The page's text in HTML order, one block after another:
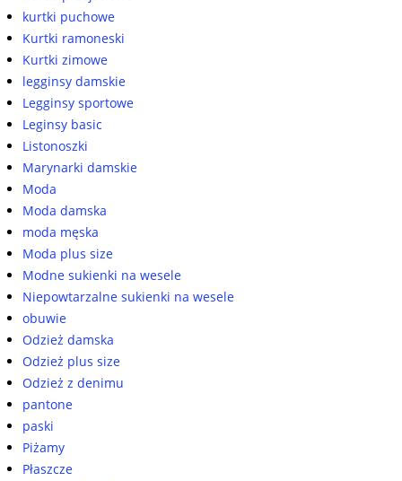
kurtki puchowe
Kurtki ramoneski
Kurtki zimowe
legginsy damskie
Legginsy sportowe
Leginsy basic
Listonoszki
Marynarki damskie
Moda
Moda damska
moda męska
Moda plus size
Modne sukienki na wesele
Niepowtarzalne sukienki na wesele
obuwie
Odzież damska
Odzież plus size
Odzież z denimu
pantone
paski
Piżamy
Płaszcze